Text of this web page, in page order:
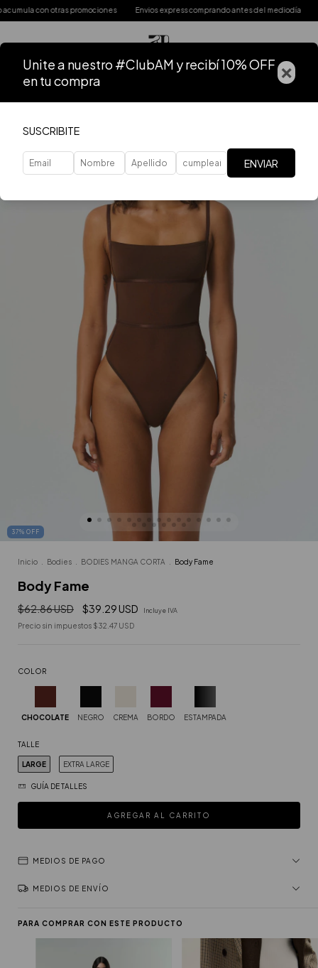
con otras promociones Envios express comprando antes del mediodía 3
37% OFF
Inicio Bodies BODIES MANGA CORTA Body Fame
Body Fame
$62.86 USD $39.29 USD Incluye IVA
Precio sin impuestos $32.47 USD
COLOR
CHOCOLATE NEGRO CREMA BORDO ESTAMPADA
TALLE
LARGE EXTRA LARGE
GUÍA DE TALLES
MEDIOS DE PAGO
MEDIOS DE ENVÍO
PARA COMPRAR CON ESTE PRODUCTO
Unite a nuestro #ClubAM y recibí 10% OFF
en tu compra
×
SUSCRIBITE
ENVIAR